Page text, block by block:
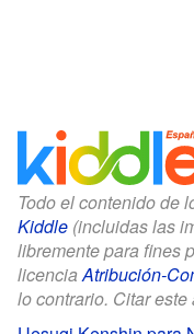
Todo el contenido de
Kiddle (incluidas las
libremente para fines
licenciaAtribución-
lo contrario. Citar este